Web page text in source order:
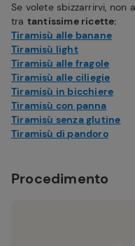
Se volete sbizzarrirvi, non
tra tantissime ricette:
Tiramisù alle banane
Tiramisù light
Tiramisù alle fragole
Tiramisù alle ciliegie
Tiramisù in bicchiere
Tiramisù con panna
Tiramisù senza glutine
Tiramisù di pandoro
Procedimento